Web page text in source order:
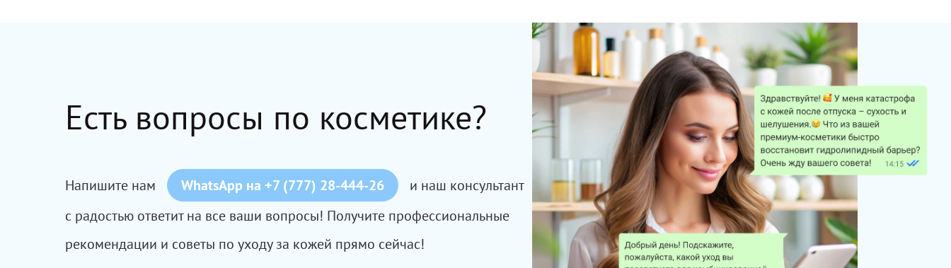
Есть вопросы по косметике?
Напишите нам WhatsApp на +7 (777) 28-444-26
и наш консультант
с радостью ответит на все ваши вопросы! Получите профессиональные
рекомендации и советы по уходу за кожей прямо сейчас!